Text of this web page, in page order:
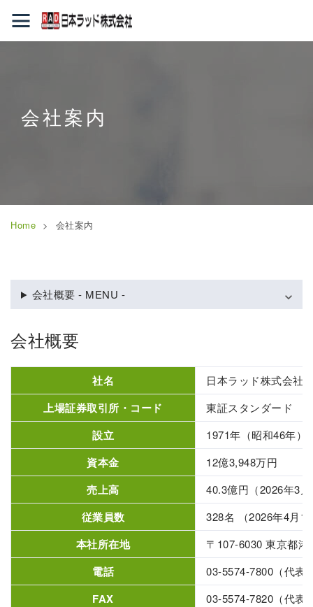
会社案内
Home 会社案内
会社概要 - MENU -
会社概要
社名 日本ラッド株式会社
上場証券取引所・コード 東証スタンダード
設立 1971年（昭和46年）
資本金 12億3,948万円
売上高 40.3億円（2026年3
従業員数 328名 （2026年4月1
本社所在地 〒107-6030 東京都
電話 03-5574-7800（代表
FAX 03-5574-7820（代表